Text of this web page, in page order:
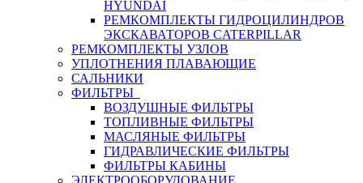
HYUNDAI
РЕМКОМПЛЕКТЫ ГИДРОЦИЛИНДРОВ
ЭКСКАВАТОРОВ CATERPILLAR
РЕМКОМПЛЕКТЫ УЗЛОВ
УПЛОТНЕНИЯ ПЛАВАЮЩИЕ
САЛЬНИКИ
ФИЛЬТРЫ
ВОЗДУШНЫЕ ФИЛЬТРЫ
ТОПЛИВНЫЕ ФИЛЬТРЫ
МАСЛЯНЫЕ ФИЛЬТРЫ
ГИДРАВЛИЧЕСКИЕ ФИЛЬТРЫ
ФИЛЬТРЫ КАБИНЫ
ЭЛЕКТРООБОРУДОВАНИЕ